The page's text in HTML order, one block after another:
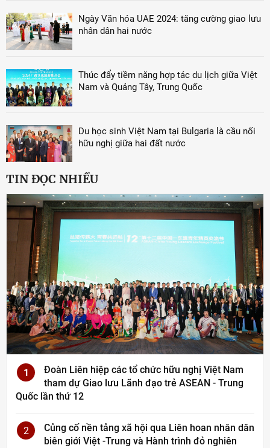
Ngày Văn hóa UAE 2024: tăng cường giao lưu
nhân dân hai nước
Thúc đẩy tiềm năng hợp tác du lịch giữa Việt
Nam và Quảng Tây, Trung Quốc
Du học sinh Việt Nam tại Bulgaria là cầu nối
hữu nghị giữa hai đất nước
TIN ĐỌC NHIỀU
1
Đoàn Liên hiệp các tổ chức hữu nghị Việt Nam
tham dự Giao lưu Lãnh đạo trẻ ASEAN - Trung
Quốc lần thứ 12
2
Củng cố nền tảng xã hội qua Liên hoan nhân dân
biên giới Việt -Trung và Hành trình đỏ nghiên